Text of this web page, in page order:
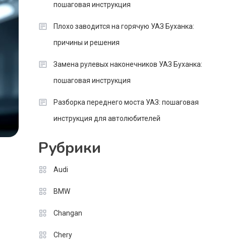
пошаговая инструкция
Плохо заводится на горячую УАЗ Буханка:
причины и решения
Замена рулевых наконечников УАЗ Буханка:
пошаговая инструкция
Разборка переднего моста УАЗ: пошаговая
инструкция для автолюбителей
Рубрики
Audi
BMW
Changan
Chery